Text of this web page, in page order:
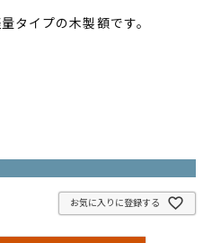
タイプの木製額です。
お気に入りに登録する